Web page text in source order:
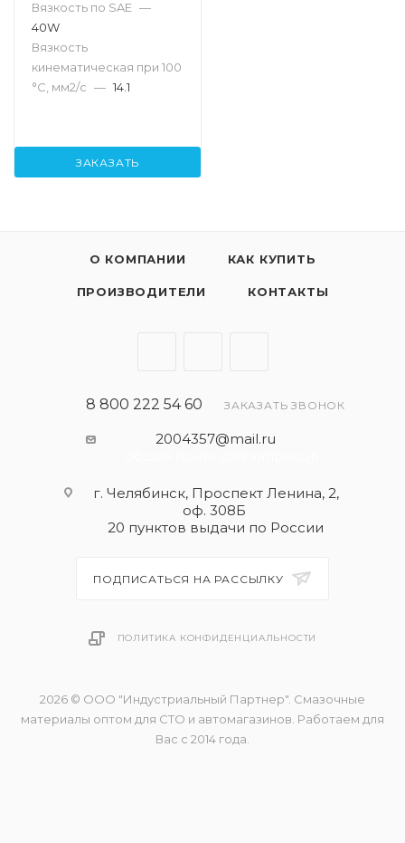
Вязкость по SAE —
40W
Вязкость
кинематическая при 100
°С, мм2/с — 14.1
ЗАКАЗАТЬ
О КОМПАНИИ КАК КУПИТЬ
ПРОИЗВОДИТЕЛИ КОНТАКТЫ
8 800 222 54 60 ЗАКАЗАТЬ ЗВОНОК
2004357@mail.ru
г. Челябинск, Проспект Ленина, 2,
оф. 308Б
20 пунктов выдачи по России
ПОДПИСАТЬСЯ НА РАССЫЛКУ
ПОЛИТИКА КОНФИДЕНЦИАЛЬНОСТИ
2026 © ООО "Индустриальный Партнер". Смазочные
материалы оптом для СТО и автомагазинов. Работаем для
Вас с 2014 года.